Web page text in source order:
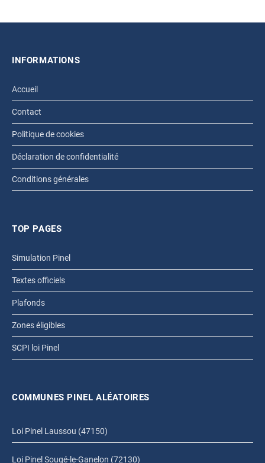
INFORMATIONS
Accueil
Contact
Politique de cookies
Déclaration de confidentialité
Conditions générales
TOP PAGES
Simulation Pinel
Textes officiels
Plafonds
Zones éligibles
SCPI loi Pinel
COMMUNES PINEL ALÉATOIRES
Loi Pinel Laussou (47150)
Loi Pinel Sougé-le-Ganelon (72130)